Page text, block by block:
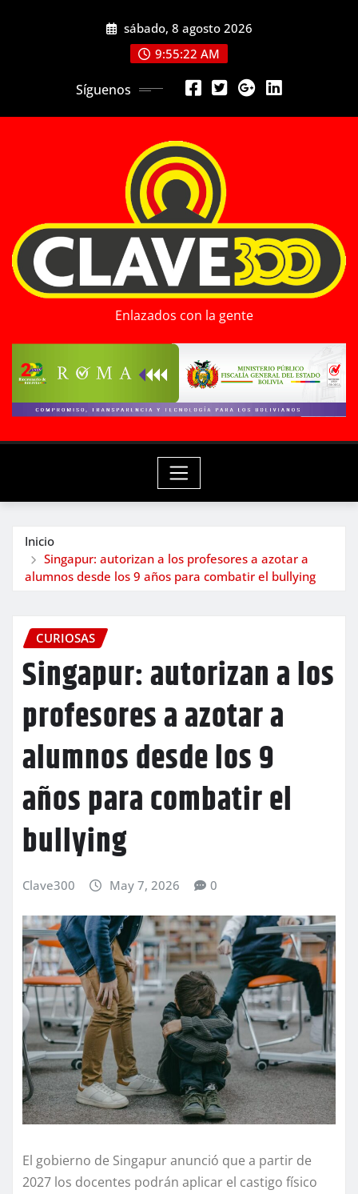
sábado, 8 agosto 2026
9:55:24 AM
Síguenos
Enlazados con la gente
Inicio
Singapur: autorizan a los profesores a azotar a
alumnos desde los 9 años para combatir el bullying
CURIOSAS
Singapur: autorizan a los
profesores a azotar a
alumnos desde los 9
años para combatir el
bullying
Clave300 May 7, 2026 0
El gobierno de Singapur anunció que a partir de
2027 los docentes podrán aplicar el castigo físico